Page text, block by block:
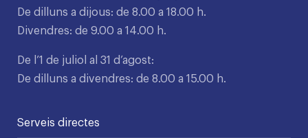
De dilluns a dijous: de 8.00 a 18.00 h.
Divendres: de 9.00 a 14.00 h.
De l’1 de juliol al 31 d’agost:
De dilluns a divendres: de 8.00 a 15.00 h.
Serveis directes